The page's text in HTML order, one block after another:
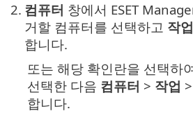
2. 컴퓨터 창에서 ESET
거할 컴퓨터를 선택하고 작업
합니다.
또는 해당 확인란을 선택하
선택한 다음 컴퓨터 > 작업 >
합니다.